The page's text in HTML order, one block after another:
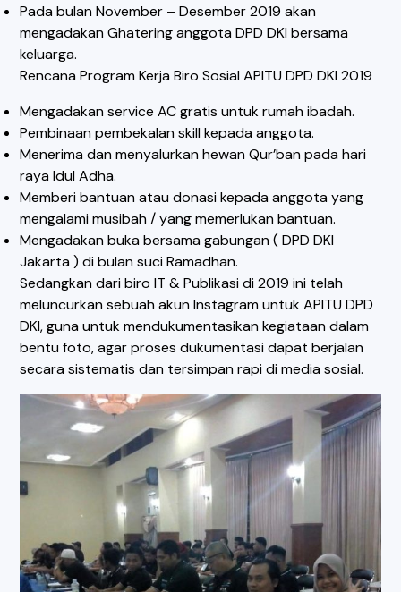
Pada bulan November – Desember 2019 akan
mengadakan Ghatering anggota DPD DKI bersama
keluarga.
Rencana Program Kerja Biro Sosial APITU DPD DKI 2019
Mengadakan service AC gratis untuk rumah ibadah.
Pembinaan pembekalan skill kepada anggota.
Menerima dan menyalurkan hewan Qur’ban pada hari
raya Idul Adha.
Memberi bantuan atau donasi kepada anggota yang
mengalami musibah / yang memerlukan bantuan.
Mengadakan buka bersama gabungan ( DPD DKI
Jakarta ) di bulan suci Ramadhan.
Sedangkan dari biro IT & Publikasi di 2019 ini telah
meluncurkan sebuah akun Instagram untuk APITU DPD
DKI, guna untuk mendukumentasikan kegiataan dalam
bentu foto, agar proses dukumentasi dapat berjalan
secara sistematis dan tersimpan rapi di media sosial.